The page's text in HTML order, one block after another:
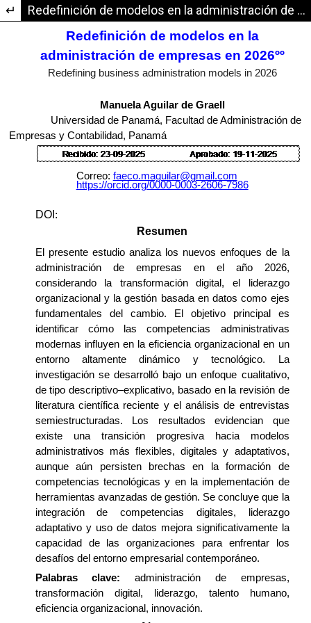
Volver a los detalles del artículo Redefinición de modelos en la administración de empresas en 2026